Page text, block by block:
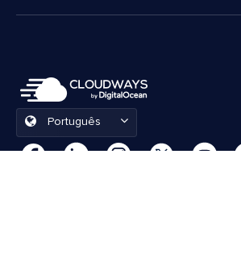
Português